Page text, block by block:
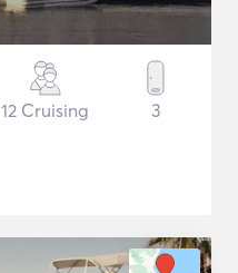
12 Cruising 3